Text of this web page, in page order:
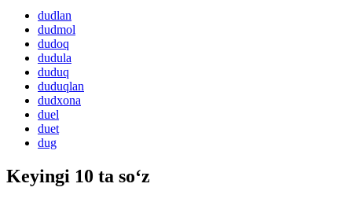
dudlan
dudmol
dudoq
dudula
duduq
duduqlan
dudxona
duel
duet
dug
Keyingi 10 ta so‘z